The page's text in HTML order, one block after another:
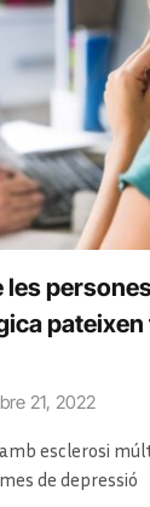
les
pateixen
21, 2022
esclerosi
de depressió